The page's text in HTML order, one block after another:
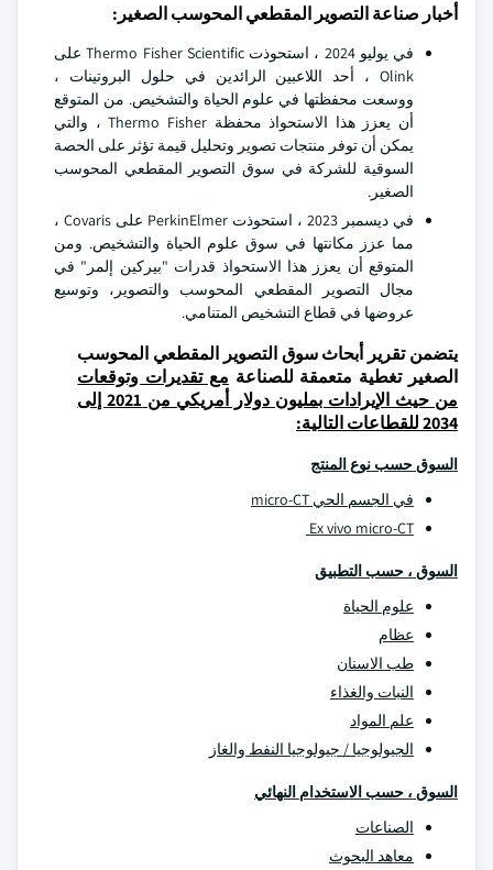
أخبار صناعة التصوير المقطعي المحوسب الصغير:
في يوليو 2024 ، استحوذت Thermo Fisher Scientific على
Olink ، أحد اللاعبين الرائدين في حلول البروتينات ،
ووسعت محفظتها في علوم الحياة والتشخيص. من المتوقع
أن يعزز هذا الاستحواذ محفظة Thermo Fisher ، والتي
يمكن أن توفر منتجات تصوير وتحليل قيمة تؤثر على الحصة
السوقية للشركة في سوق التصوير المقطعي المحوسب
الصغير.
في ديسمبر 2023 ، استحوذت PerkinElmer على Covaris ،
مما عزز مكانتها في سوق علوم الحياة والتشخيص. ومن
المتوقع أن يعزز هذا الاستحواذ قدرات "بيركين إلمر" في
مجال التصوير المقطعي المحوسب والتصوير، وتوسيع
عروضها في قطاع التشخيص المتنامي.
يتضمن تقرير أبحاث سوق التصوير المقطعي المحوسب
الصغير تغطية متعمقة للصناعة مع تقديرات وتوقعات
من حيث الإيرادات بمليون دولار أمريكي من 2021 إلى
2034 للقطاعات التالية:
السوق حسب نوع المنتج
في الجسم الحي micro-CT
Ex vivo micro-CT
السوق ، حسب التطبيق
علوم الحياة
عظام
طب الاسنان
النبات والغذاء
علم المواد
الجيولوجيا / جيولوجيا النفط والغاز
السوق ، حسب الاستخدام النهائي
الصناعات
معاهد البحوث